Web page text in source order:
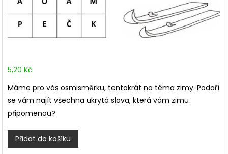
5,20Kč
Máme pro vás osmisměrku, tentokrát na téma zimy. Podaří
se vám najít všechna ukrytá slova, která vám zimu
připomenou?
Zimní
osmisměrka
Přidat do košíku